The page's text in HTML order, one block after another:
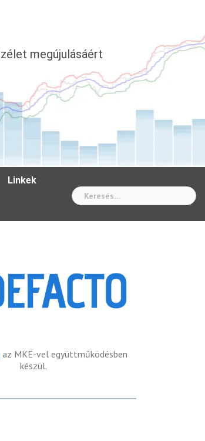
megújulásáért
Linkek
az MKE-vel együttműködésben
készül.